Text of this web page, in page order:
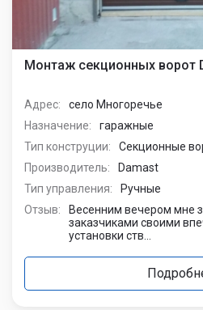
Монтаж секционных ворот
Адрес:
село Многоречье
Назначение:
гаражные
Тип конструции:
Секционные
Производитель:
Damast
Тип управления:
Ручные
Отзыв:
Весенним вечером мне
заказчиками своими
установки ств...